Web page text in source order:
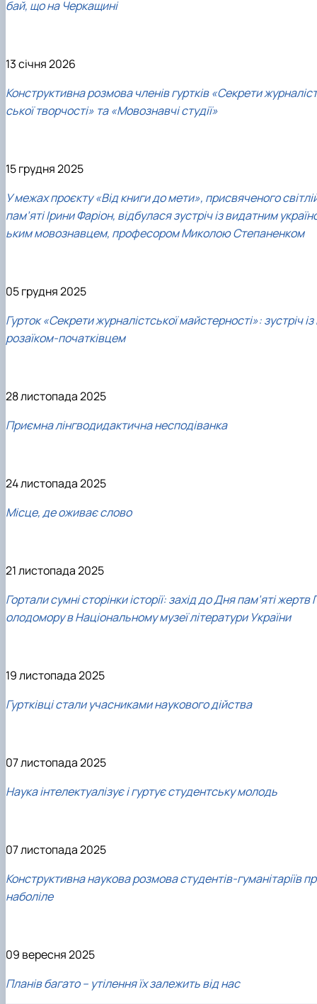
бай, що на Черкащині
13 січня 2026
Конструктивна розмова членів гуртків «Секрети журналіст
ської творчості» та «Мовознавчі студії»
15 грудня 2025
У межах проєкту «Від книги до мети», присвяченого
пам’яті Ірини Фаріон, відбулася зустріч із видатним
ьким мовознавцем, професором Миколою Степаненком
05 грудня 2025
Гурток «Секрети журналістської майстерності»: зустріч із
розаїком-початківцем
28 листопада 2025
Приємна лінгводидактична несподіванка
24 листопада 2025
Місце, де оживає слово
21 листопада 2025
Гортали сумні сторінки історії: захід до Дня пам’яті жертв Г
олодомору в Національному музеї літератури України
19 листопада 2025
Гуртківці стали учасниками наукового дійства
07 листопада 2025
Наука інтелектуалізує і гуртує студентську молодь
07 листопада 2025
Конструктивна наукова розмова студентів-гуманітаріїв
наболіле
09 вересня 2025
Планів багато – утілення їх залежить від нас